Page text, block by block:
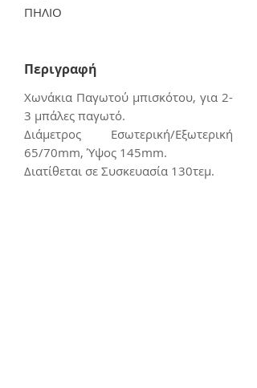
ΠΗΛΙΟ
Περιγραφή
Χωνάκια Παγωτού μπισκότου, για 2-
3 μπάλες παγωτό.
Διάμετρος Εσωτερική/Εξωτερική
65/70mm, Ύψος 145mm.
Διατίθεται σε Συσκευασία 130τεμ.